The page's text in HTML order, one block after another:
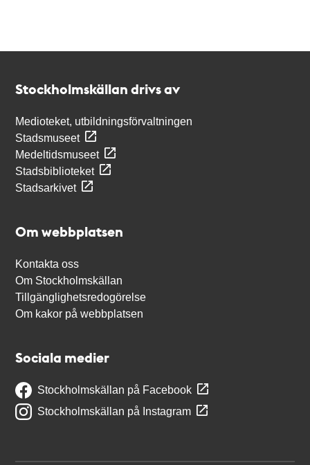
Stockholmskällan drivs av
Medioteket, utbildningsförvaltningen
Stadsmuseet
Medeltidsmuseet
Stadsbiblioteket
Stadsarkivet
Om webbplatsen
Kontakta oss
Om Stockholmskällan
Tillgänglighetsredogörelse
Om kakor på webbplatsen
Sociala medier
Stockholmskällan på Facebook
Stockholmskällan på Instagram